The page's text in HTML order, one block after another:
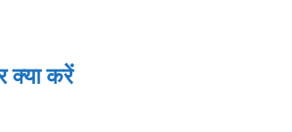
क्या करें